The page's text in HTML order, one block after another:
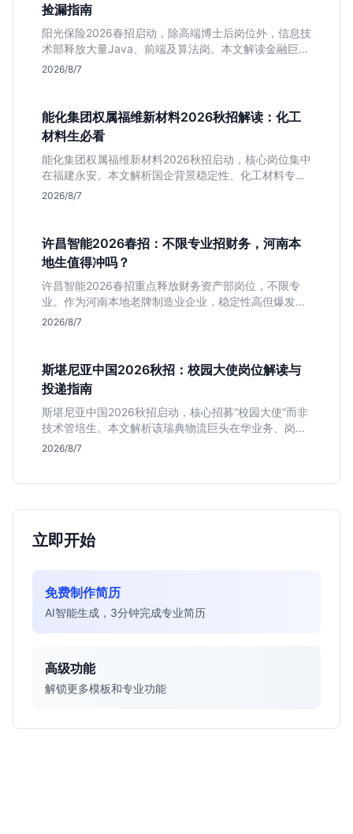
捡漏指南
阳光保险2026春招启动，除高端博士后岗位外，信息技
术部释放大量Java、前端及算法岗。本文解读金融巨头
校招门槛，分析技术岗需求与投递价值，助你快速判断
2026/8/7
能化集团权属福维新材料2026秋招解读：化工
材料生必看
能化集团权属福维新材料2026秋招启动，核心岗位集中
在福建永安。本文解析国企背景稳定性、化工材料专业
匹配度及工作地点限制，助理工科生判断是否值得投
2026/8/7
许昌智能2026春招：不限专业招财务，河南本
地生值得冲吗？
许昌智能2026春招重点释放财务资产部岗位，不限专
业。作为河南本地老牌制造业企业，稳定性高但爆发涨
薪机会少。适合想在本地积累工业场景经验的应届生。
2026/8/7
斯堪尼亚中国2026秋招：校园大使岗位解读与
投递指南
斯堪尼亚中国2026秋招启动，核心招募“校园大使”而非
技术管培生。本文解析该瑞典物流巨头在华业务、岗位
真实职责及不限专业背后的竞争逻辑，助你判断是否值
2026/8/7
立即开始
免费制作简历
AI智能生成，3分钟完成专业简历
高级功能
解锁更多模板和专业功能